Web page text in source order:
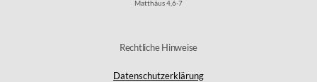
Matthäus 4,6-7
Rechtliche Hinweise
Datenschutzerklärung